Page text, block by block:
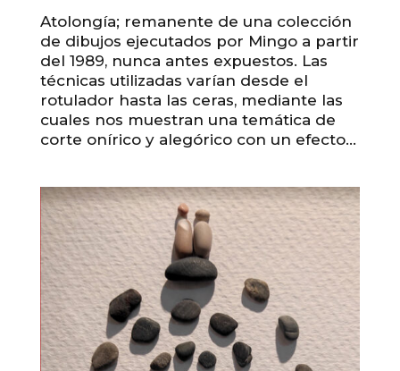
Atolongía; remanente de una colección
de dibujos ejecutados por Mingo a partir
del 1989, nunca antes expuestos. Las
técnicas utilizadas varían desde el
rotulador hasta las ceras, mediante las
cuales nos muestran una temática de
corte onírico y alegórico con un efecto...